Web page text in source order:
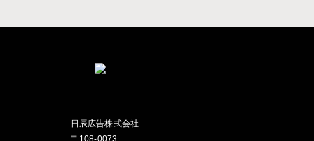
日辰広告株式会社